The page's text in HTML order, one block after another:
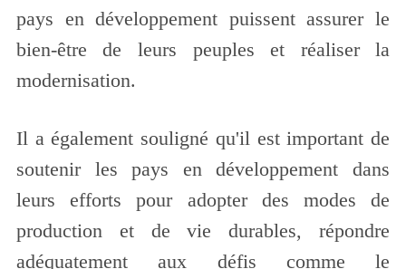
pays en développement puissent assurer le
bien-être de leurs peuples et réaliser la
modernisation.
Il a également souligné qu'il est important de
soutenir les pays en développement dans
leurs efforts pour adopter des modes de
production et de vie durables, répondre
adéquatement aux défis comme le